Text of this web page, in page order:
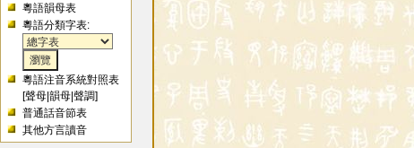
粵語韻母表
粵語分類字表:
粵語注音系統對照表
[聲母 |韻母 |聲調]
普通話音節表
其他方言讀音